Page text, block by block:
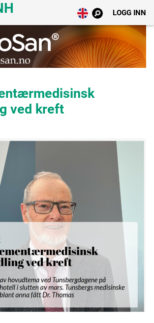
LOGG INN
ved kreft